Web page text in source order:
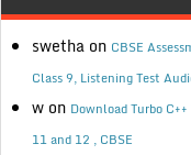
swetha on CBSE
Class 9, Listening Test
w on Download Turbo
11 and 12 , CBSE